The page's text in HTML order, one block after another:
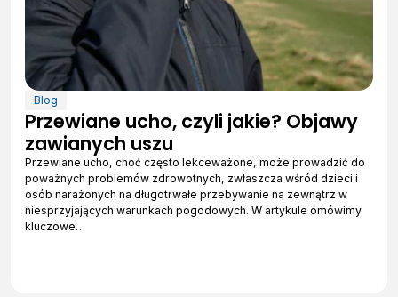
Blog
Przewiane ucho, czyli jakie? Objawy
zawianych uszu
Przewiane ucho, choć często lekceważone, może prowadzić do
poważnych problemów zdrowotnych, zwłaszcza wśród dzieci i
osób narażonych na długotrwałe przebywanie na zewnątrz w
niesprzyjających warunkach pogodowych. W artykule omówimy
kluczowe…